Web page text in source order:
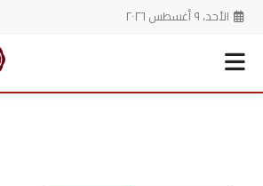
الأحد، ٩ أغسطس ٢٠٢٦